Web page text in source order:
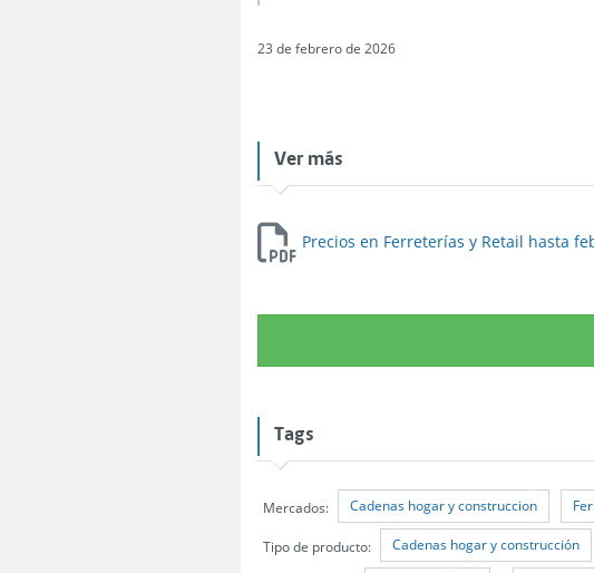
23 de febrero de 2026
Ver más
Precios en Ferreterías y Retail hasta
Tags
Mercados: Cadenas hogar y construccion
Tipo de producto: Cadenas hogar y construcción